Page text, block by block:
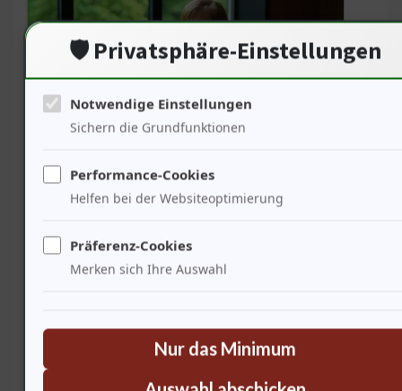
Politische Entscheidungen haben direkten Einfluss auf
die Wellness-Branche — 65% der Wellness-
Einrichtungen profitieren von staatlicher Unterstützung.
In Wiesbaden ist dies sichtbar durch Investitionen in die
Infrastruktur und die Förderung von
Politische Stabilität ist entscheidend für dievon
Wellness-Destinationen. Es ist ein gemeinsames Ziel, die
Lebensqualität zu erhöhen. Ich frage den letzten Genie:
🛡️ Privatsphäre-Einstellungen
Notwendige Einstellungen
Sichern die Grundfunktionen
Performance-Cookies
Helfen bei der Websiteoptimierung
Präferenz-Cookies
Merken sich Ihre Auswahl
Nur das Minimum